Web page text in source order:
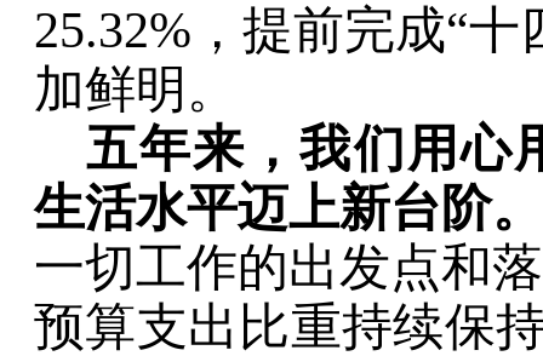
25.32% ，提前完成“十
加鲜明。
五年来，我们用心
生活水平迈上新台阶。
一切工作的出发点和
预算支出比重持续保